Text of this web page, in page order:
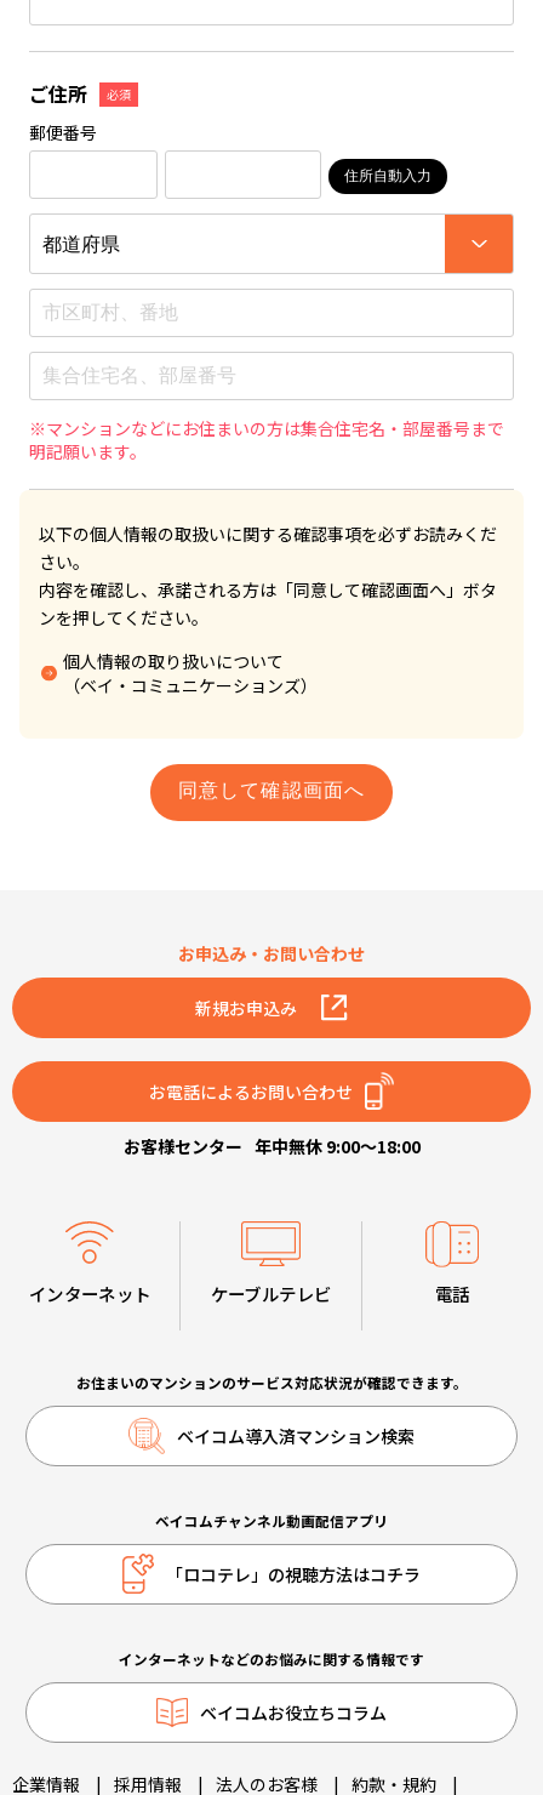
ご住所 必須
郵便番号
住所自動入力
※マンションなどにお住まいの方は集合住宅名・部屋番号まで
明記願います。
以下の個人情報の取扱いに関する確認事項を必ずお読みくだ
さい。
内容を確認し、承諾される方は「同意して確認画面へ」ボタ
ンを押してください。
個人情報の取り扱いについて
（ベイ・コミュニケーションズ）
お申込み・お問い合わせ
新規お申込み
お電話によるお問い合わせ
お客様センター 年中無休 9:00～18:00
インターネット ケーブルテレビ 電話
お住まいのマンションのサービス対応状況が確認できます。
ベイコム導入済マンション検索
ベイコムチャンネル動画配信アプリ
「ロコテレ」の視聴方法はコチラ
インターネットなどのお悩みに関する情報です
ベイコムお役立ちコラム
企業情報 | 採用情報 | 法人のお客様 | 約款・規約 |